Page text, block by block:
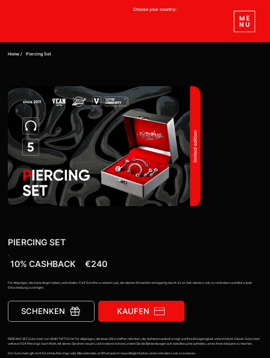
Choose your country:
Home / Piercing Set
PIERCING SET
10% CASHBACK €240
Für diejenigen, die keine Angst haben, aufzufallen. Fünf Schritte zu einem Look, der deinen Stil wirklich einzigartig macht. Es ist Zeit, deinen Look zu verändern und Mut in jede
Entscheidung zu bringen.
SCHENKEN KAUFEN
PIERCING SET Gutschein von VEAN TATTOO ist für diejenigen, die einen Stil schaffen möchten, der Aufmerksamkeit erregt und Ihre Einzigartigkeit unterstreicht. Dieser Gutschein
umfasst fünf Piercings nach Wahl, mit denen Sie einen neuen Look kreieren können, indem Sie die Behandlungen auf zwei Besuche aufteilen, um es Ihnen bequem zu machen.
Der Gutschein gilt nicht für intime Piercings oder Mikrodermals, eröffnet jedoch neue Möglichkeiten, einen stilvollen Look zu kreieren.